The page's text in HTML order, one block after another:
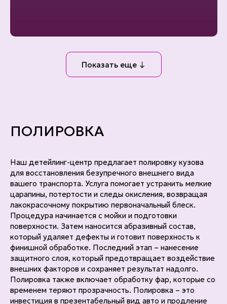
Показать еще ↓
ПОЛИРОВКА
Наш детейлинг-центр предлагает полировку кузова
для восстановления безупречного внешнего вида
вашего транспорта. Услуга помогает устранить мелкие
царапины, потертости и следы окисления, возвращая
лакокрасочному покрытию первоначальный блеск.
Процедура начинается с мойки и подготовки
поверхности. Затем наносится абразивный состав,
который удаляет дефекты и готовит поверхность к
финишной обработке. Последний этап – нанесение
защитного слоя, который предотвращает воздействие
внешних факторов и сохраняет результат надолго.
Полировка также включает обработку фар, которые со
временем теряют прозрачность. Полировка – это
инвестиция в презентабельный вид авто и продление